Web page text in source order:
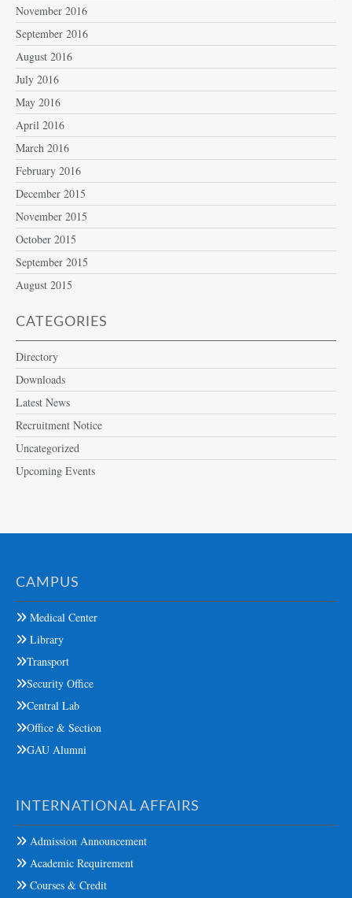
November 2016
September 2016
August 2016
July 2016
May 2016
April 2016
March 2016
February 2016
December 2015
November 2015
October 2015
September 2015
August 2015
CATEGORIES
Directory
Downloads
Latest News
Recruitment Notice
Uncategorized
Upcoming Events
CAMPUS
Medical Center
Library
Transport
Security Office
Central Lab
Office & Section
GAU Alumni
INTERNATIONAL AFFAIRS
Admission Announcement
Academic Requirement
Courses & Credit